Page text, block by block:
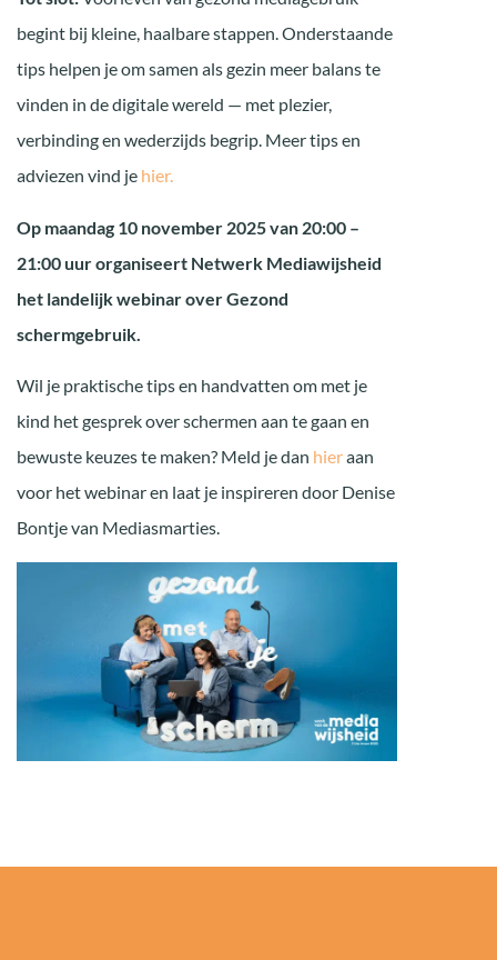
begint bij kleine, haalbare stappen. Onderstaande
tips helpen je om samen als gezin meer balans te
vinden in de digitale wereld — met plezier,
verbinding en wederzijds begrip. Meer tips en
adviezen vind je hier.
Op maandag 10 november 2025 van 20:00 –
21:00 uur organiseert Netwerk Mediawijsheid
het landelijk webinar over Gezond
schermgebruik.
Wil je praktische tips en handvatten om met je
kind het gesprek over schermen aan te gaan en
bewuste keuzes te maken? Meld je dan hieraan
voor het webinar en laat je inspireren door Denise
Bontje van Mediasmarties.